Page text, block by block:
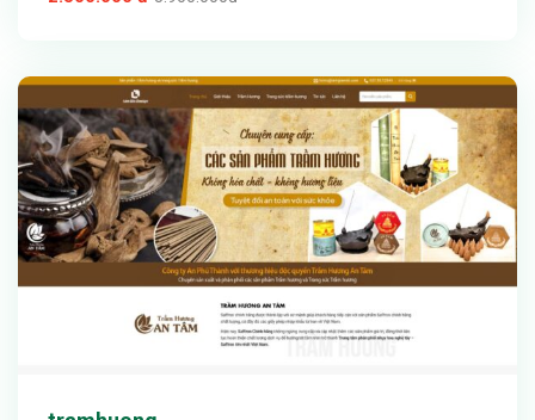
Chi tiết